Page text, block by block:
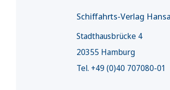
Schiffahrts-Verlag
Stadthausbrücke 4
20355 Hamburg
Tel. +49 (0)40 707080-01